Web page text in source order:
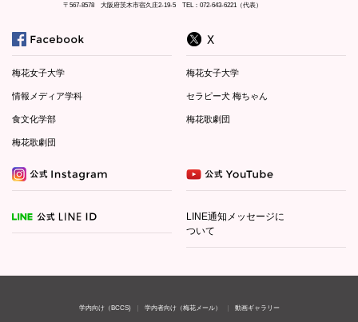
〒567-8578 大阪府茨木市宿久庄2-19-5 TEL：072-643-6221（代表）
梅花女子大学
情報メディア学科
食文化学部
梅花歌劇団
梅花女子大学
セラピー犬 梅ちゃん
梅花歌劇団
LINE通知メッセージに
ついて
学内向け（BCCS) 学内者向け（梅花メール） 動画ギャラリー